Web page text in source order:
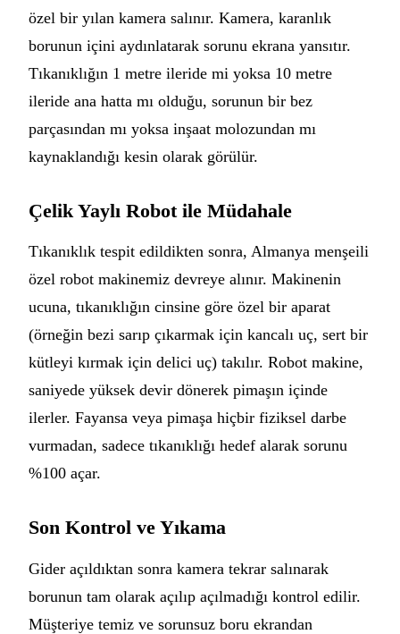
özel bir yılan kamera salınır. Kamera, karanlık
borunun içini aydınlatarak sorunu ekrana yansıtır.
Tıkanıklığın 1 metre ileride mi yoksa 10 metre
ileride ana hatta mı olduğu, sorunun bir bez
parçasından mı yoksa inşaat molozundan mı
kaynaklandığı kesin olarak görülür.
Çelik Yaylı Robot ile Müdahale
Tıkanıklık tespit edildikten sonra, Almanya menşeili
özel robot makinemiz devreye alınır. Makinenin
ucuna, tıkanıklığın cinsine göre özel bir aparat
(örneğin bezi sarıp çıkarmak için kancalı uç, sert bir
kütleyi kırmak için delici uç) takılır. Robot makine,
saniyede yüksek devir dönerek pimaşın içinde
ilerler. Fayansa veya pimaşa hiçbir fiziksel darbe
vurmadan, sadece tıkanıklığı hedef alarak sorunu
%100 açar.
Son Kontrol ve Yıkama
Gider açıldıktan sonra kamera tekrar salınarak
borunun tam olarak açılıp açılmadığı kontrol edilir.
Müşteriye temiz ve sorunsuz boru ekrandan